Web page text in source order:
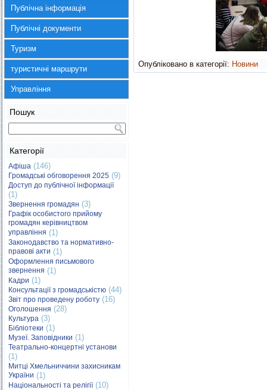
Публічна інформація
Публічні документи
Туризм
туристичні маршрути
Управління
Пошук
Категорії
Афіша (146)
Громадські обговорення 2025 (9)
Доступ до публічної інформації
(1)
Звернення громадян (3)
Графік особистого прийому
громадян керівництвом
управління (1)
Законодавство та нормативно-
правові акти (1)
Оформлення письмового
звернення (1)
Кадри (1)
Консультації з громадськістю (44)
Звіт про проведену роботу (16)
Оголошення (28)
Культура (3)
Бібліотеки (1)
Музеї. Заповідники (1)
Театрально-концертні установи
(1)
Митці Хмельниччини захисникам
України (1)
Національності та релігії(10)
Опубліковано в категорії: Новини